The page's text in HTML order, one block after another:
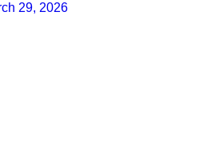
29, 2026